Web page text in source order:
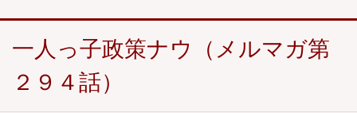
一人っ子政策ナウ（メルマガ第
２９４話）